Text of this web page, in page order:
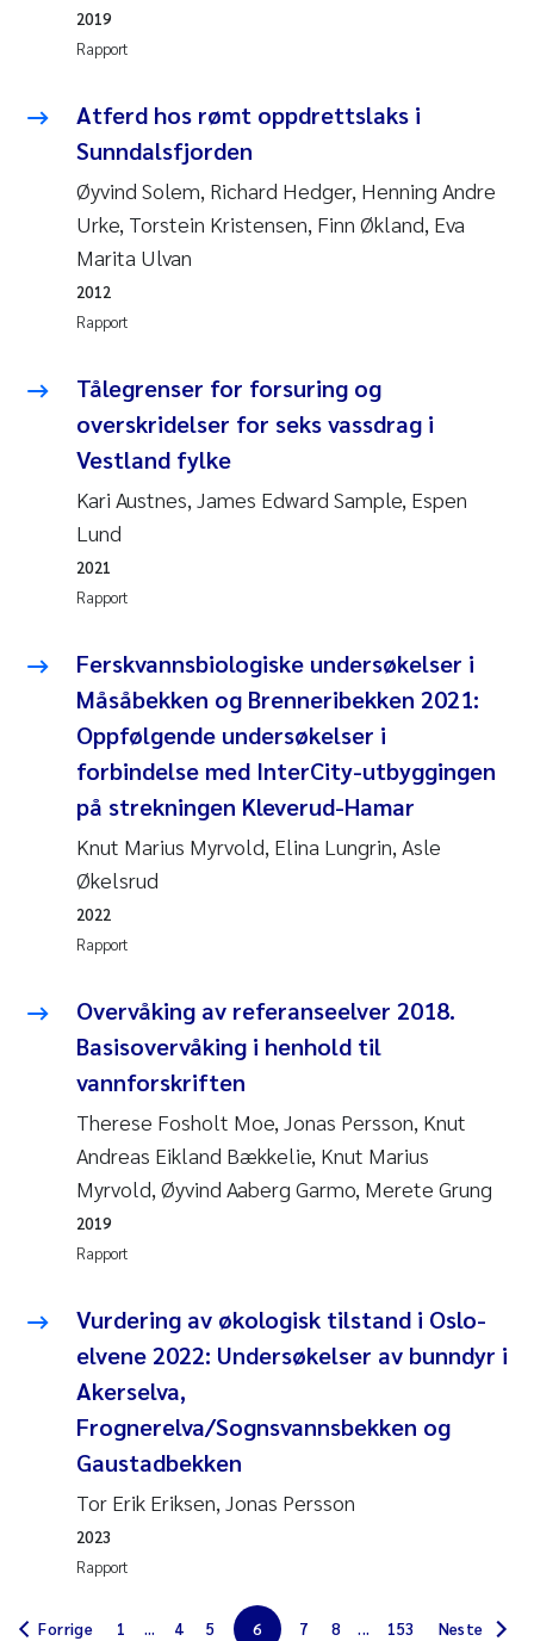
Sigrid Haande
Johnny Håll
Susanne Claudia Schneider
Sabine Marty
Elisabeth Støhle Rødland
Jonny Beyer
Nathalie Marquesin-Risbakk
Synne Authén Andresen
Sophie Mentzel
Veronica Sæther Eftevåg
Valentina Elena Tartiu
Tânia Cristina Gomes
Susan Skogtvedt Røed
Belinda Valdecanas
Elianne Dunthorn Egge
Elisabeth Lie
Froukje Maria Platjouw
Jan-Erik Thrane
Jens Vedal
Louise Valestrand
Maria Thérése Hultman
Peter Stig Hansen
Jannicke Moe
Ana Catarina Almeida
Adam David Lillicrap
Erik Höglund
Rapport
2019
Atferd hos rømt oppdrettslaks i
Sunndalsfjorden
Øyvind Solem, Richard Hedger, Henning Andre
Urke, Torstein Kristensen, Finn Økland, Eva
Marita Ulvan
Rapport
2012
Tålegrenser for forsuring og
overskridelser for seks vassdrag i
Vestland fylke
Kari Austnes, James Edward Sample, Espen
Lund
Rapport
2021
Ferskvannsbiologiske undersøkelser i
Måsåbekken og Brenneribekken 2021:
Oppfølgende undersøkelser i
forbindelse med InterCity-utbyggingen
på strekningen Kleverud-Hamar
Knut Marius Myrvold, Elina Lungrin, Asle
Økelsrud
Rapport
2022
Overvåking av referanseelver 2018.
Basisovervåking i henhold til
vannforskriften
Therese Fosholt Moe, Jonas Persson, Knut
Andreas Eikland Bækkelie, Knut Marius
Myrvold, Øyvind Aaberg Garmo, Merete Grung
Rapport
2019
Vurdering av økologisk tilstand i Oslo-
elvene 2022: Undersøkelser av bunndyr i
Akerselva,
Frognerelva/Sognsvannsbekken og
Gaustadbekken
Tor Erik Eriksen, Jonas Persson
Rapport
2023
Forrige 1 ... 4 5 6 7 8 ... 153 Neste